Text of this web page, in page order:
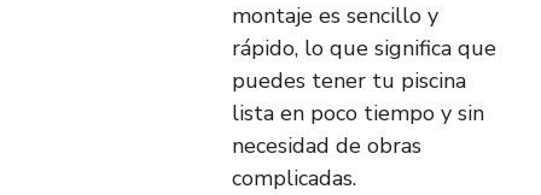
montaje es sencillo y
rápido, lo que significa que
puedes tener tu piscina
lista en poco tiempo y sin
necesidad de obras
complicadas.